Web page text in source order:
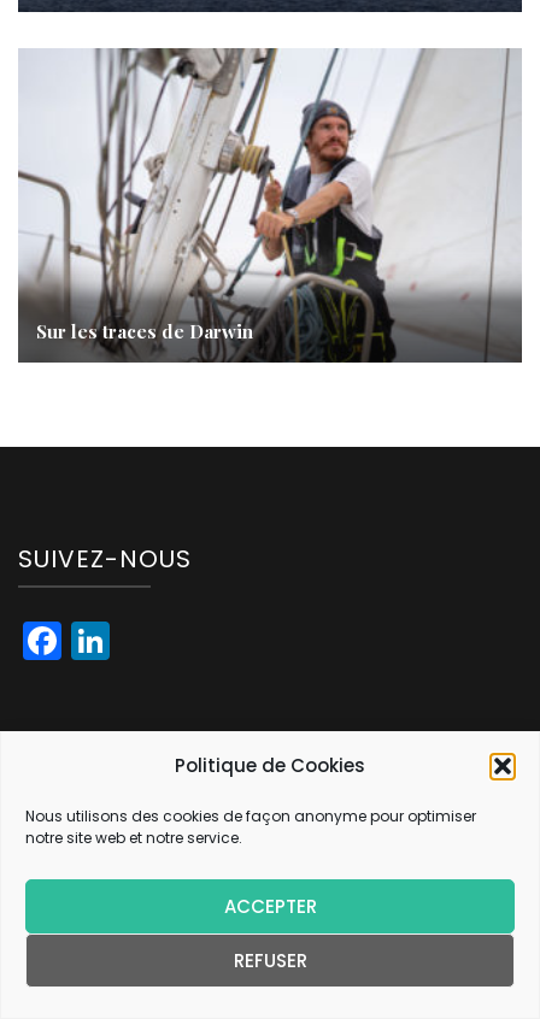
Politique de Cookies
Nous utilisons des cookies de façon anonyme pour optimiser
notre site web et notre service.
ACCEPTER
REFUSER
Sur les traces de Darwin
SUIVEZ-NOUS
Facebook
CONTACTEZ-NOUS
ADHERER A LA CHARTE